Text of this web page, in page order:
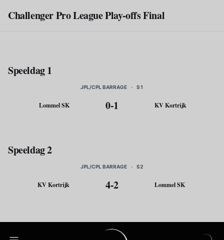
Challenger Pro League Play-offs Final
Speeldag 1
JPL/CPL BARRAGE · S1
Lommel SK 0-1 KV Kortrijk
Speeldag 2
JPL/CPL BARRAGE · S2
KV Kortrijk 4-2 Lommel SK